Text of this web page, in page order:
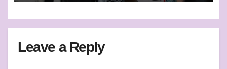
Leave a Reply